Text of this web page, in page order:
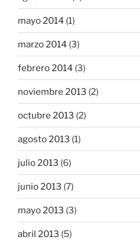
mayo 2014 (1)
marzo 2014 (3)
febrero 2014 (3)
noviembre 2013 (2)
octubre 2013 (2)
agosto 2013 (1)
julio 2013 (6)
junio 2013 (7)
mayo 2013 (3)
abril 2013 (5)